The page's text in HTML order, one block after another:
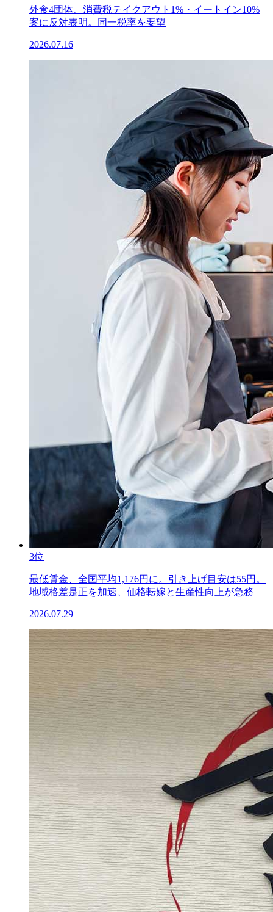
外食4団体、消費税テイクアウト1%・イートイン10%
案に反対表明。同一税率を要望
2026.07.16
3位
最低賃金、全国平均1,176円に。引き上げ目安は55円。
地域格差是正を加速、価格転嫁と生産性向上が急務
2026.07.29